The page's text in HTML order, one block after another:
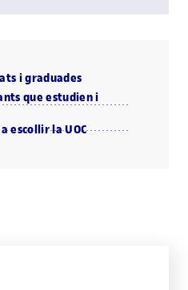
i graduades
que estudien i
escollir la UOC